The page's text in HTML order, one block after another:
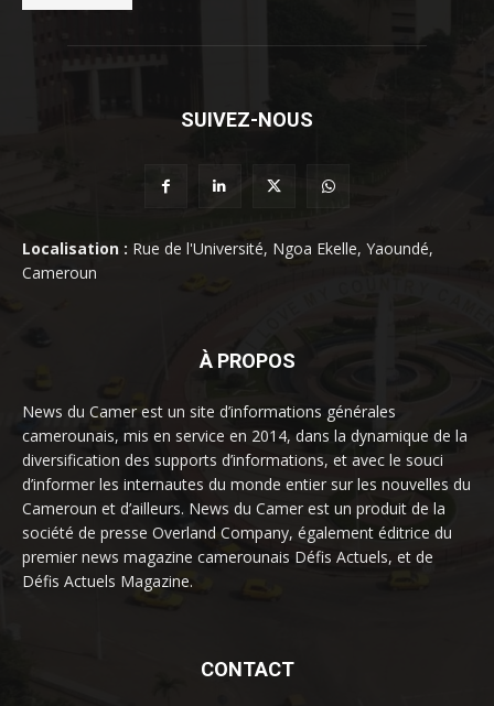
SUIVEZ-NOUS
Localisation : Rue de l'Université, Ngoa Ekelle, Yaoundé,
Cameroun
À PROPOS
News du Camer est un site d’informations générales
camerounais, mis en service en 2014, dans la dynamique de la
diversification des supports d’informations, et avec le souci
d’informer les internautes du monde entier sur les nouvelles du
Cameroun et d’ailleurs. News du Camer est un produit de la
société de presse Overland Company, également éditrice du
premier news magazine camerounais Défis Actuels, et de
Défis Actuels Magazine.
CONTACT